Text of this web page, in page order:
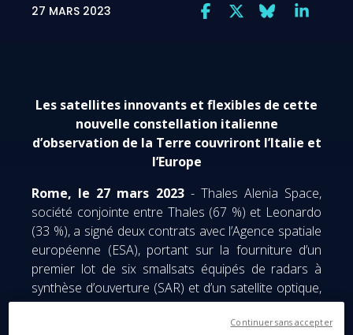
27 MARS 2023
Les satellites innovants et flexibles de cette
nouvelle constellation italienne
d’observation de la Terre couvriront l’Italie et
l’Europe
Rome, le 27 mars 2023- Thales Alenia Space,
société conjointe entre Thales (67 %) et Leonardo
(33 %), a signé deux contrats avec l’Agence spatiale
européenne (ESA), portant sur la fourniture d’un
premier lot de six smallsats équipés de radars à
synthèse d’ouverture (SAR) et d’un satellite optique,
qui feront partie de la future constellation italienne
d’observation de la Terre IRIDE. Cette constellation
Continuer sans accepter